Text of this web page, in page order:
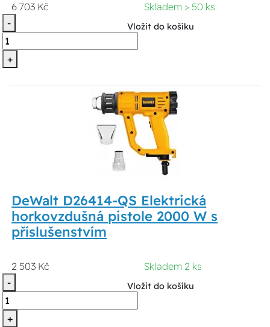
6 703 Kč
Skladem > 50 ks
-
+
Vložit do košíku
DeWalt D26414-QS Elektrická
horkovzdušná pistole 2000 W s
příslušenstvím
2 503 Kč
Skladem 2 ks
-
+
Vložit do košíku